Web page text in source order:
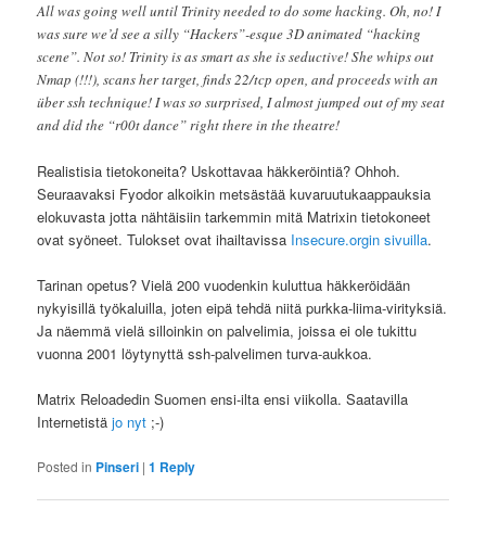
All was going well until Trinity needed to do some hacking. Oh, no! I
was sure we’d see a silly “Hackers”-esque 3D animated “hacking
scene”. Not so! Trinity is as smart as she is seductive! She whips out
Nmap (!!!), scans her target, finds 22/tcp open, and proceeds with an
über ssh technique! I was so surprised, I almost jumped out of my seat
and did the “r00t dance” right there in the theatre!
Realistisia tietokoneita? Uskottavaa häkkeröintiä? Ohhoh.
Seuraavaksi Fyodor alkoikin metsästää kuvaruutukaappauksia
elokuvasta jotta nähtäisiin tarkemmin mitä Matrixin tietokoneet
ovat syöneet. Tulokset ovat ihailtavissa Insecure.orgin sivuilla.
Tarinan opetus? Vielä 200 vuodenkin kuluttua häkkeröidään
nykyisillä työkaluilla, joten eipä tehdä niitä purkka-liima-virityksiä.
Ja näemmä vielä silloinkin on palvelimia, joissa ei ole tukittu
vuonna 2001 löytynyttä ssh-palvelimen turva-aukkoa.
Matrix Reloadedin Suomen ensi-ilta ensi viikolla. Saatavilla
Internetistäjo nyt ;-)
Posted in Pinseri |1 Reply